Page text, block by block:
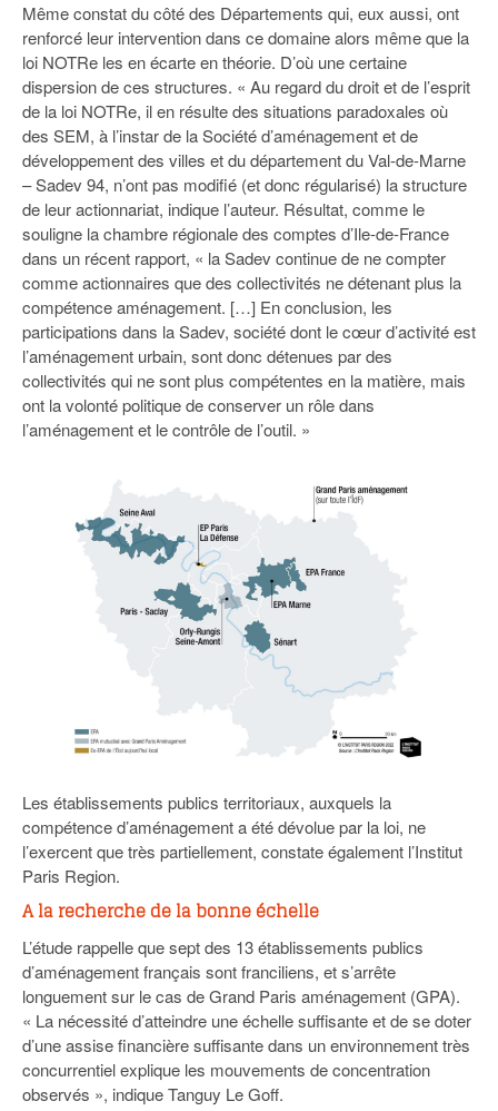
Même constat du côté des Départements qui, eux aussi, ont
renforcé leur intervention dans ce domaine alors même que la
loi NOTRe les en écarte en théorie. D’où une certaine
dispersion de ces structures. « Au regard du droit et de l’esprit
de la loi NOTRe, il en résulte des situations paradoxales où
des SEM, à l’instar de la Société d’aménagement et de
développement des villes et du département du Val-de-Marne
– Sadev 94, n’ont pas modifié (et donc régularisé) la structure
de leur actionnariat, indique l’auteur. Résultat, comme le
souligne la chambre régionale des comptes d’Ile-de-France
dans un récent rapport, « la Sadev continue de ne compter
comme actionnaires que des collectivités ne détenant plus la
compétence aménagement. […] En conclusion, les
participations dans la Sadev, société dont le cœur d’activité est
l’aménagement urbain, sont donc détenues par des
collectivités qui ne sont plus compétentes en la matière, mais
ont la volonté politique de conserver un rôle dans
l’aménagement et le contrôle de l’outil. »
Les établissements publics territoriaux, auxquels la
compétence d’aménagement a été dévolue par la loi, ne
l’exercent que très partiellement, constate également l’Institut
Paris Region.
A la recherche de la bonne échelle
L’étude rappelle que sept des 13 établissements publics
d’aménagement français sont franciliens, et s’arrête
longuement sur le cas de Grand Paris aménagement (GPA).
« La nécessité d’atteindre une échelle suffisante et de se doter
d’une assise financière suffisante dans un environnement très
concurrentiel explique les mouvements de concentration
observés », indique Tanguy Le Goff.